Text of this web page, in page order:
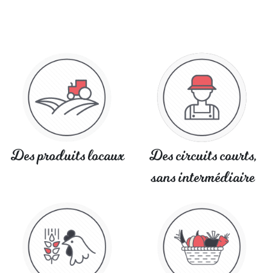
Des produits locaux
Des circuits courts,
sans intermédiaire